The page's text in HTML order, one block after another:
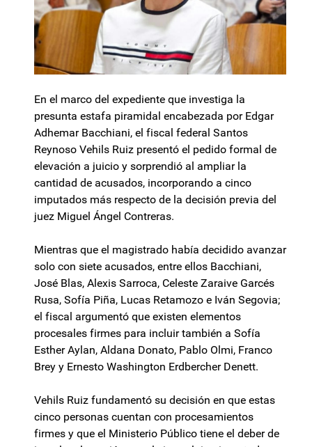
En el marco del expediente que investiga la
presunta estafa piramidal encabezada por Edgar
Adhemar Bacchiani, el fiscal federal Santos
Reynoso Vehils Ruiz presentó el pedido formal de
elevación a juicio y sorprendió al ampliar la
cantidad de acusados, incorporando a cinco
imputados más respecto de la decisión previa del
juez Miguel Ángel Contreras.
Mientras que el magistrado había decidido avanzar
solo con siete acusados, entre ellos Bacchiani,
José Blas, Alexis Sarroca, Celeste Zaraive Garcés
Rusa, Sofía Piña, Lucas Retamozo e Iván Segovia;
el fiscal argumentó que existen elementos
procesales firmes para incluir también a Sofía
Esther Aylan, Aldana Donato, Pablo Olmi, Franco
Brey y Ernesto Washington Erdbercher Denett.
Vehils Ruiz fundamentó su decisión en que estas
cinco personas cuentan con procesamientos
firmes y que el Ministerio Público tiene el deber de